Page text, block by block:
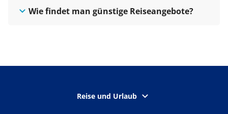
Wie findet man günstige Reiseangebote?
Reise und Urlaub